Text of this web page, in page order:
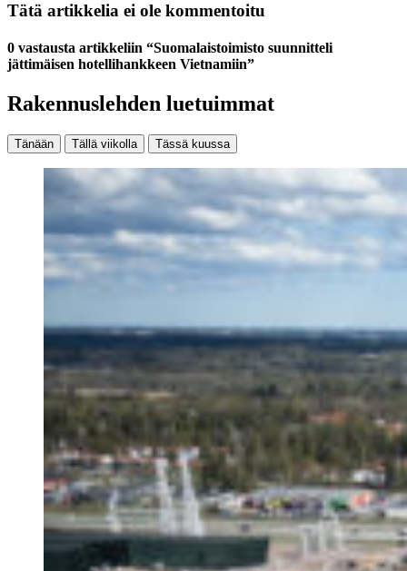
Tätä artikkelia ei ole kommentoitu
0 vastausta artikkeliin “Suomalaistoimisto suunnitteli
jättimäisen hotellihankkeen Vietnamiin”
Rakennuslehden luetuimmat
Tänään Tällä viikolla Tässä kuussa